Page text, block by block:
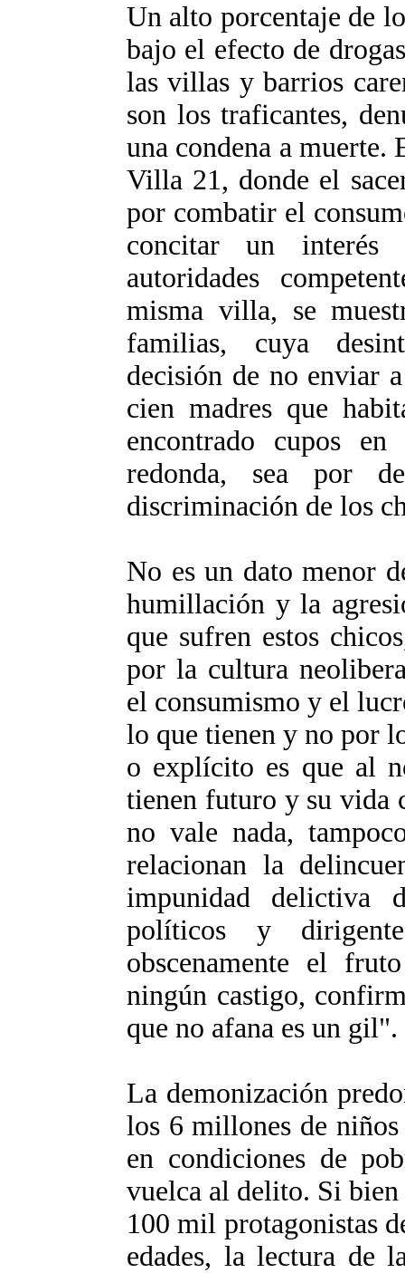
Un alto porcentaje de
bajo el efecto de
las villas y barrios
son los traficantes,
una condena a muerte.
Villa 21, donde el
por combatir el
concitar un
autoridades
misma villa, se
familias, cuya
decisión de no enviar
cien madres que
encontrado cupos
redonda, sea por
discriminación de los
No es un dato menor
humillación y la
que sufren estos
por la cultura
el consumismo y el
lo que tienen y no por
o explícito es que al
tienen futuro y su vida
no vale nada,
relacionan la
impunidad delictiva
políticos y
obscenamente el
ningún castigo,
que no afana es un gil".
La demonización
los 6 millones de
en condiciones de
vuelca al delito. Si
100 mil protagonistas
edades, la lectura de